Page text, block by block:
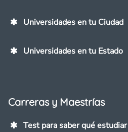
Universidades en tu Ciudad
Universidades en tu Estado
Carreras y Maestrías
Test para saber qué estudiar